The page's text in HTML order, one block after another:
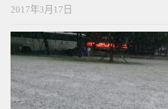
2017年3月17日